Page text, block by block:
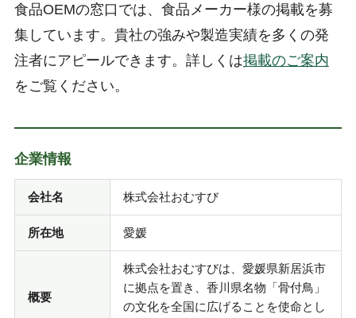
食品OEMの窓口では、食品メーカー様の掲載を募
集しています。貴社の強みや製造実績を多くの発
注者にアピールできます。詳しくは掲載のご案内
をご覧ください。
企業情報
会社名 株式会社おむすび
所在地 愛媛
概要
株式会社おむすびは、愛媛県新居浜市
に拠点を置き、香川県名物「骨付鳥」
の文化を全国に広げることを使命とし